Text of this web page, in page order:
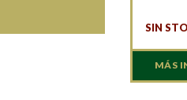
SIN
MÁS